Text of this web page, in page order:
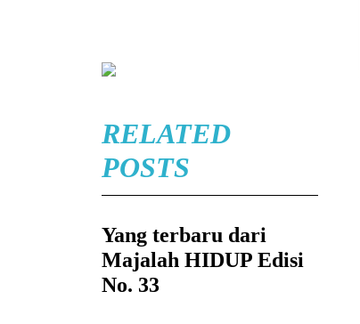
RELATED
POSTS
Yang terbaru dari
Majalah HIDUP Edisi
No. 33